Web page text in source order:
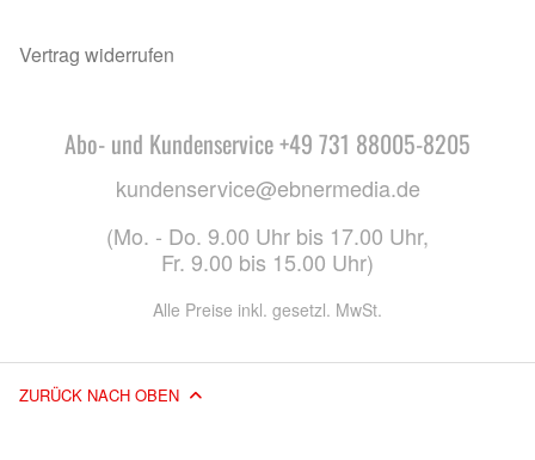
Vertrag widerrufen
Abo- und Kundenservice +49 731 88005-8205
kundenservice@ebnermedia.de
(Mo. - Do. 9.00 Uhr bis 17.00 Uhr,
Fr. 9.00 bis 15.00 Uhr)
Alle Preise inkl. gesetzl. MwSt.
ZURÜCK NACH OBEN